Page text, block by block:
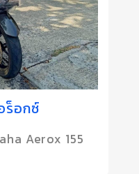
ร็อกซ์
Aerox 155